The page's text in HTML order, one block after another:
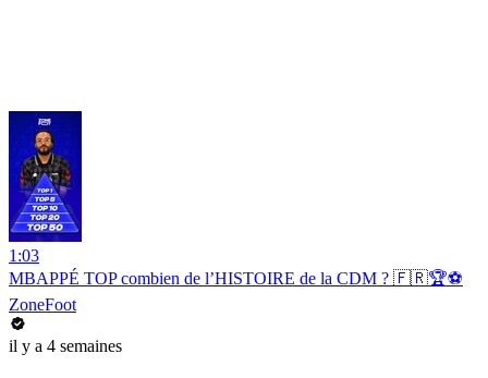
1:03
MBAPPÉ TOP combien de l’HISTOIRE de la CDM ? 🇫🇷🏆⚽️
ZoneFoot
il y a 4 semaines